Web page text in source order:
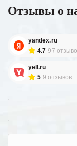
Отзывы о
yandex.ru
4.7 97
yell.ru
5 9 отзывов